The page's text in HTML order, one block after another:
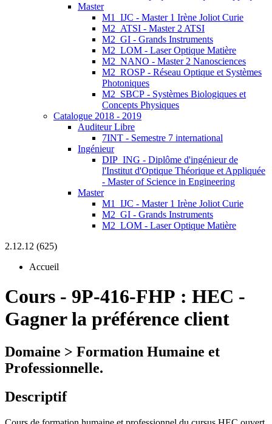
Master
M1_IJC - Master 1 Irène Joliot Curie
M2_ATSI - Master 2 ATSI
M2_GI - Grands Instruments
M2_LOM - Laser Optique Matière
M2_NANO - Master 2 Nanosciences
M2_ROSP - Réseau Optique et Systèmes
Photoniques
M2_SBCP - Systèmes Biologiques et
Concepts Physiques
Catalogue 2018 - 2019
Auditeur Libre
7INT - Semestre 7 international
Ingénieur
DIP_ING - Diplôme d'ingénieur de
l'Institut d'Optique Théorique et Appliquée
- Master of Science in Engineering
Master
M1_IJC - Master 1 Irène Joliot Curie
M2_GI - Grands Instruments
M2_LOM - Laser Optique Matière
2.12.12 (625)
Accueil
Cours - 9P-416-FHP : HEC -
Gagner la préférence client
Domaine > Formation Humaine et
Professionnelle.
Descriptif